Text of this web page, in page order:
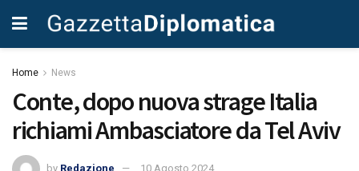
Home News
Conte, dopo nuova strage Italia
richiami Ambasciatore da Tel Aviv
by Redazione 10 Agosto 2024